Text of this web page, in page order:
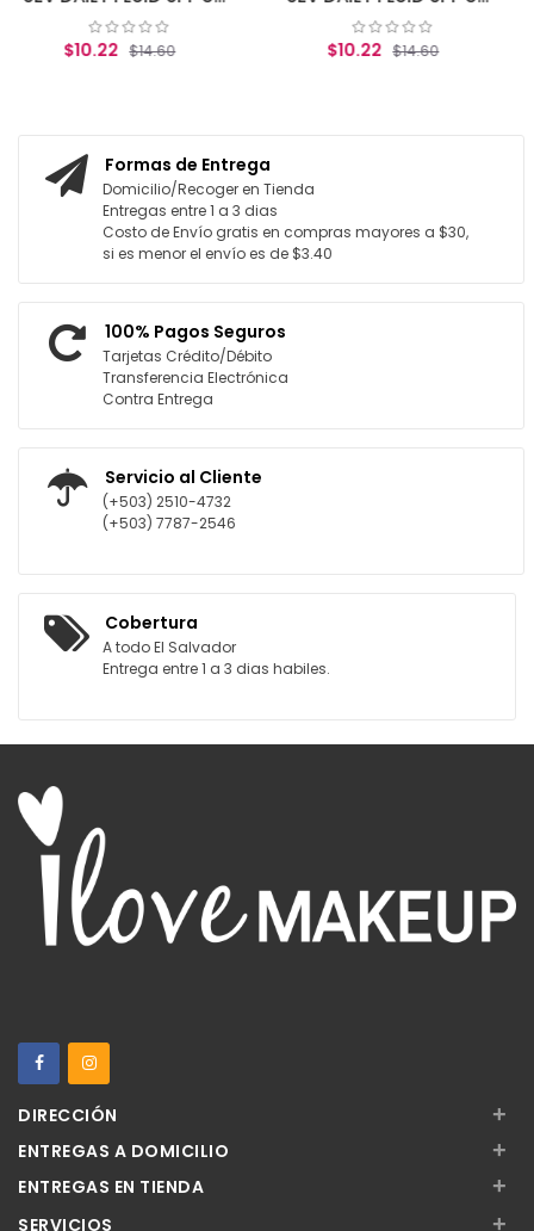
Formas de Entrega
Domicilio/Recoger en Tienda
Entregas entre 1 a 3 dias
Costo de Envío gratis en compras mayores a $30,
si es menor el envío es de $3.40
100% Pagos Seguros
Tarjetas Crédito/Débito
Transferencia Electrónica
Contra Entrega
Servicio al Cliente
(+503) 2510-4732
(+503) 7787-2546
Cobertura
A todo El Salvador
Entrega entre 1 a 3 dias habiles.
DIRECCIÓN +
ENTREGAS A DOMICILIO +
ENTREGAS EN TIENDA +
SERVICIOS +